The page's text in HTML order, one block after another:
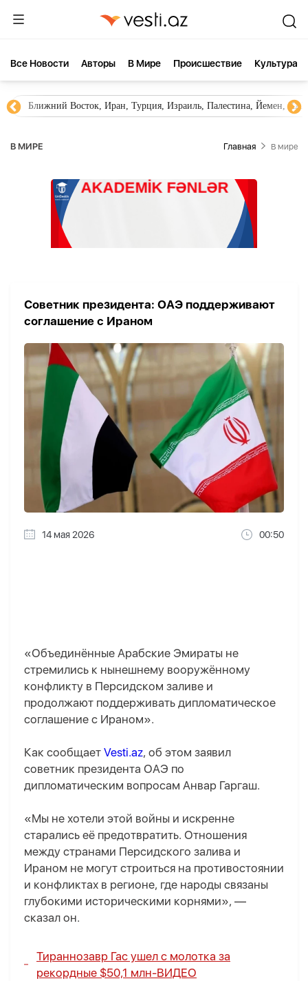
Все Новости Aвторы В Мире Происшествие Культура
Ближний Восток, Иран, Турция, Израиль, Палестина, Йемен,
В МИРЕ Главная В мире
Советник президента: ОАЭ поддерживают
соглашение с Ираном
14 мая 2026 00:50
«Объединённые Арабские Эмираты не
стремились к нынешнему вооружённому
конфликту в Персидском заливе и
продолжают поддерживать дипломатическое
соглашение с Ираном».
Как сообщает Vesti.az, об этом заявил
советник президента ОАЭ по
дипломатическим вопросам Анвар Гаргаш.
«Мы не хотели этой войны и искренне
старались её предотвратить. Отношения
между странами Персидского залива и
Ираном не могут строиться на противостоянии
и конфликтах в регионе, где народы связаны
глубокими историческими корнями», —
сказал он.
Тираннозавр Гас ушел с молотка за
рекордные $50,1 млн-ВИДЕО